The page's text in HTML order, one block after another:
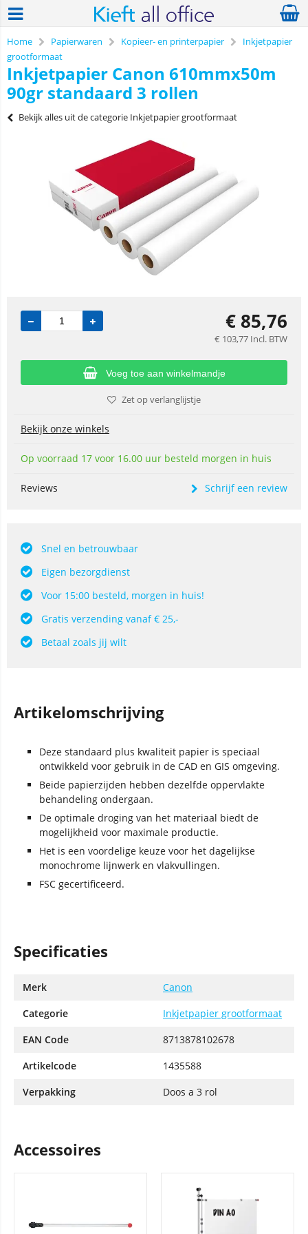
Home Papierwaren Kopieer- en printerpapier
Inkjetpapier
grootformaat
Inkjetpapier Canon 610mmx50m
90gr standaard 3 rollen
Bekijk alles uit de categorie Inkjetpapier grootformaat
€ 85,76
€ 103,77 Incl. BTW
Voeg toe aan winkelmandje
Zet op verlanglijstje
Bekijk onze winkels
Op voorraad 17 voor 16.00 uur besteld morgen in huis
Reviews Schrijf een review
Snel en betrouwbaar
Eigen bezorgdienst
Voor 15:00 besteld, morgen in huis!
Gratis verzending vanaf € 25,-
Betaal zoals jij wilt
Artikelomschrijving
Deze standaard plus kwaliteit papier is speciaal
ontwikkeld voor gebruik in de CAD en GIS omgeving.
Beide papierzijden hebben dezelfde oppervlakte
behandeling ondergaan.
De optimale droging van het materiaal biedt de
mogelijkheid voor maximale productie.
Het is een voordelige keuze voor het dagelijkse
monochrome lijnwerk en vlakvullingen.
FSC gecertificeerd.
Specificaties
Merk
Canon
Categorie
Inkjetpapier grootformaat
EAN Code
8713878102678
Artikelcode
1435588
Verpakking
Doos a 3 rol
Accessoires